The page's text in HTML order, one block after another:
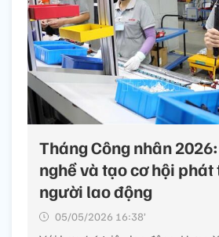
Tháng Công nhân
nghề và tạo cơ hội
người lao động
05/05/2026 16:38’